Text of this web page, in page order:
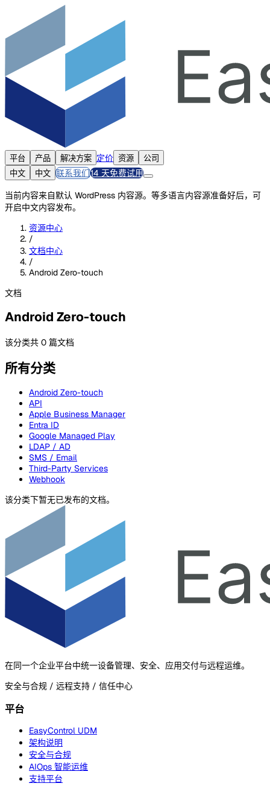
平台 产品 解决方案 定价 资源
公司
中文
中文 联系我们14 天免费试用
当前内容来自默认 WordPress 内容源。等多语言内容源准备好后，可
开启中文内容发布。
资源中心
/
文档中心
/
Android Zero-touch
文档
Android Zero-touch
该分类共 0 篇文档
所有分类
Android Zero-touch
API
Apple Business Manager
Entra ID
Google Managed Play
LDAP / AD
SMS / Email
Third-Party Services
Webhook
该分类下暂无已发布的文档。
在同一个企业平台中统一设备管理、安全、应用交付与远程运维。
安全与合规 / 远程支持 / 信任中心
平台
EasyControl UDM
架构说明
安全与合规
AIOps 智能运维
支持平台